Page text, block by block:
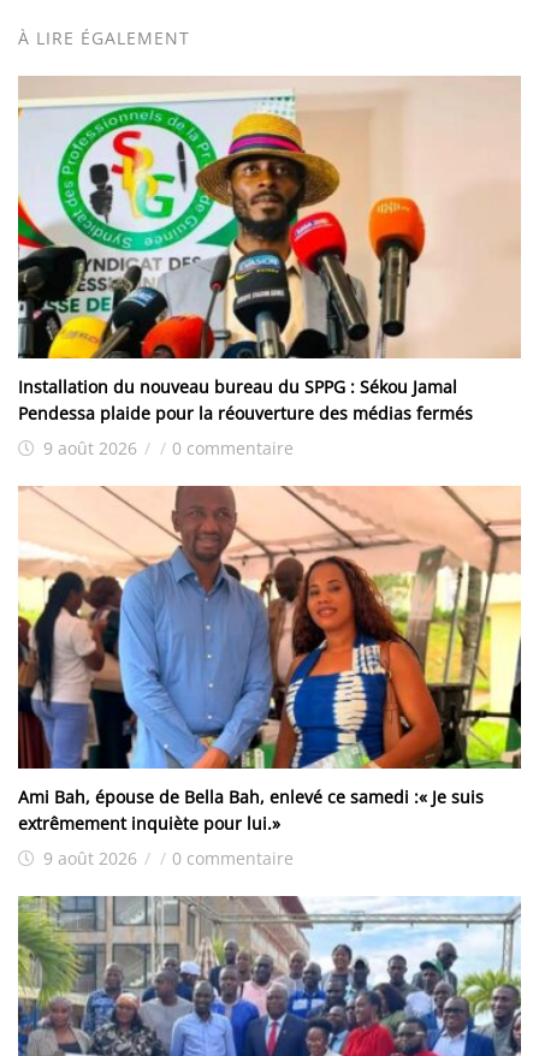
À LIRE ÉGALEMENT
Installation du nouveau bureau du SPPG : Sékou Jamal
Pendessa plaide pour la réouverture des médias fermés
9 août 2026 / / 0 commentaire
Ami Bah, épouse de Bella Bah, enlevé ce samedi :« Je suis
extrêmement inquiète pour lui.»
9 août 2026 / / 0 commentaire